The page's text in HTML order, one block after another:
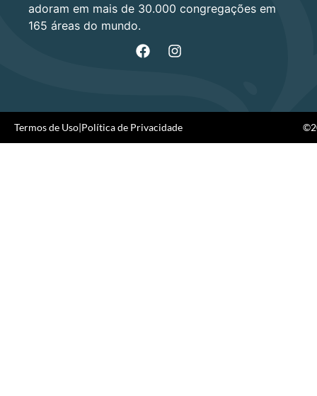
adoram em mais de 30.000 congregações em
165 áreas do mundo.
Termos de Uso Política de Privacidade